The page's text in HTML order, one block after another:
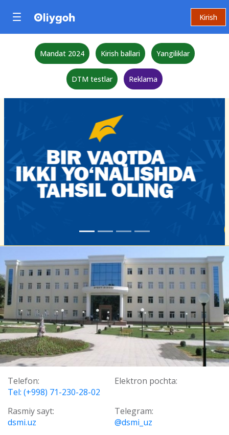
Kirish
Mandat 2024 Kirish ballari Yangiliklar
DTM testlar Reklama
Telefon:
Tel: (+998) 71-230-28-02
Elektron pochta:
Rasmiy sayt:
dsmi.uz
Telegram:
@dsmi_uz